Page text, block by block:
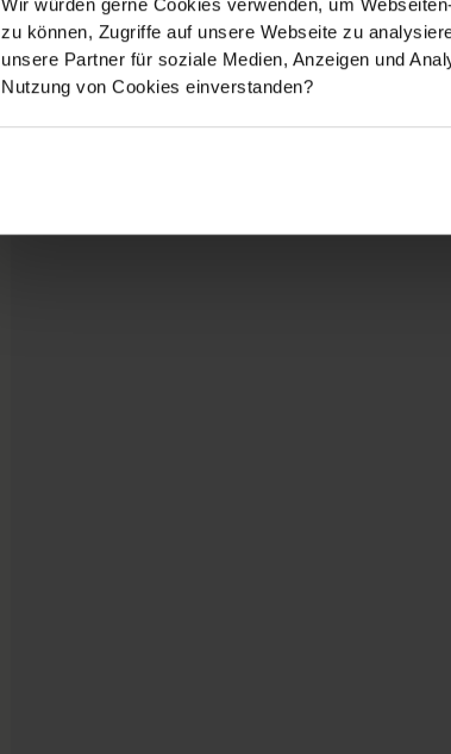
Wir würden gerne Cookies verwenden, um
zu können, Zugriffe auf unsere Webseite zu
unsere Partner für soziale Medien, Anzeigen und
Nutzung von Cookies einverstanden?